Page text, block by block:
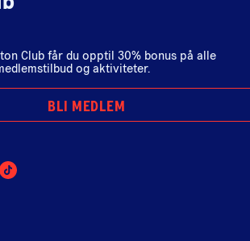
Club får du opptil 30% bonus på alle
og aktiviteter.
BLI MEDLEM